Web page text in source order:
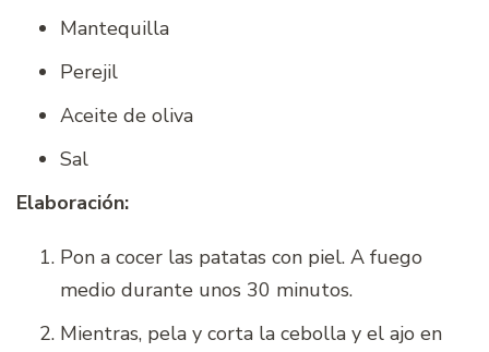
Mantequilla
Perejil
Aceite de oliva
Sal
Elaboración:
Pon a cocer las patatas con piel. A fuego
medio durante unos 30 minutos.
Mientras, pela y corta la cebolla y el ajo en